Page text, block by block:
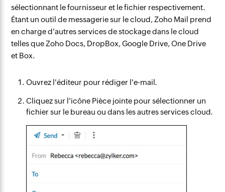
sélectionnant le fournisseur et le fichier respectivement.
Étant un outil de messagerie sur le cloud, Zoho Mail prend
en charge d'autres services de stockage dans le cloud
telles que Zoho Docs, DropBox, Google Drive, One Drive
et Box.
Ouvrez l'éditeur pour rédiger l'e-mail.
Cliquez sur l'icône Pièce jointe pour sélectionner un
fichier sur le bureau ou dans les autres services cloud.